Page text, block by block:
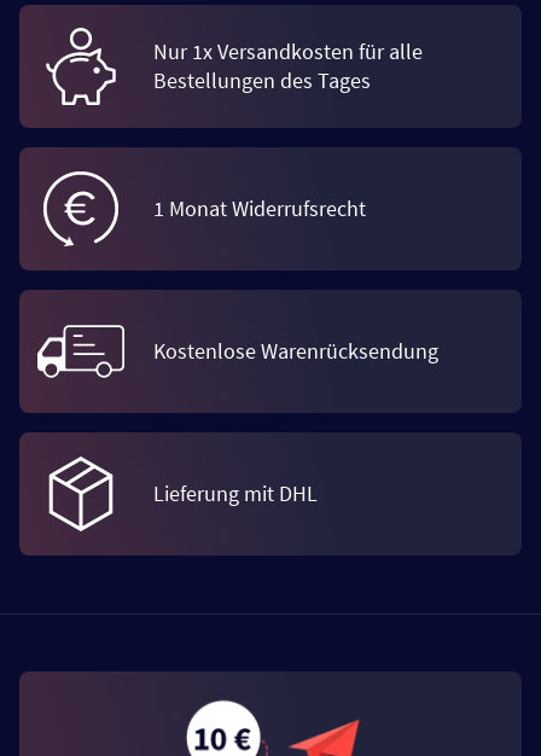
Nur 1x Versandkosten für alle
Bestellungen des Tages
1 Monat Widerrufsrecht
Kostenlose Warenrücksendung
Lieferung mit DHL